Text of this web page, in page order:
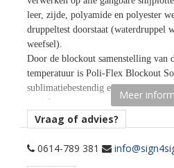
leer, zijde, polyamide en polyester
druppeltest doorstaat (waterdruppel
weefsel).
Door de blockout samenstelling van
temperatuur is Poli-Flex Blockout
sublimatiebestendig en vookomt het
textiel.
Kenmerken en Transfersettings:
• Perstemperatuur: 130° Celsius.
Meer
Vraag of advies?
0614-789 381